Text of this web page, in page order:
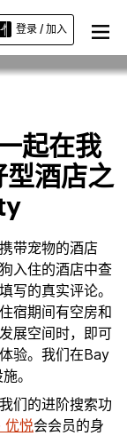
登录 / 加入
起在我
酒店之
带宠物的酒店
入住的酒店中查
写的真实评论。
宿期间有空房和
展空间时，即可
验。我们在Bay
。
们的进阶搜索功
优悦会会员的身